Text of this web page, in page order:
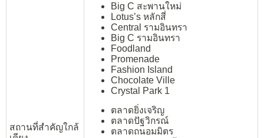
สถานที่สำคัญใกล้
Big C สะพานใหม่
Lotus’s หลักสี่
Central รามอินทรา
Big C รามอินทรา
Foodland
Promenade
Fashion Island
Chocolate Ville
Crystal Park 1
ตลาดยิ่งเจริญ
ตลาดปัฐวิกรณ์
ตลาดถนอมมิตร